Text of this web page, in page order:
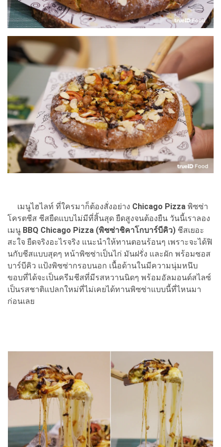
เมนูไฮไลท์ ที่ใครมาก็ต้องสั่งอย่าง Chicago Pizza พิซซ่า
โครตชีส ชีสยืดแบบไม่มีที่สิ้นสุด ยืดสูงจนต้องยืน วันนี้เราลอง
เมนู BBQ Chicago Pizza (พิซซ่าชิคาโกบาร์บีคิว) ชีสเยอะ
สะใจ ยืดจริงอะไรจริง แนะนำให้ทานตอนร้อนๆ เพราะจะได้ฟิ
นกับชีสแบบสุดๆ หน้าพิซซ่าเป็นไก่ มันฝรั่ง และผัก พร้อมซอส
บาร์บีคิว แป้งพิซซ่ากรอบนอก เนื้อด้านในมีความนุ่มหนึบ
ขอบที่ได้จะเป็นครีมชีสที่มีรสหวานนิดๆ พร้อมอัลมอนด์สไลซ์
เป็นรสชาติแปลกใหม่ที่ไม่เคยได้ทานพิซซ่าแบบนี้ที่ไหนมา
ก่อนเลย